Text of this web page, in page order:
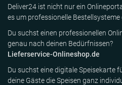
Deliver24 ist nicht nur ein
es um professionelle Bestellsysteme
Du suchst einen professionellen
genau nach deinen Bedürfnissen?
Lieferservice-Onlineshop.de
Du suchst eine digitale Speisekarte
deine Gäste die Speisen ganz